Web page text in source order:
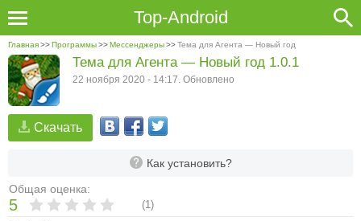
Top-Android
Главная>>Программы>>Мессенджеры>>Тема для Агента — Новый год
Скачать
Как установить?
Общая оценка:
5 (1)
Тема для Агента — Новый год 1.0.1
22 ноября 2020 - 14:17. Обновлено